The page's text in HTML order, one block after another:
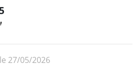
27/05/2026